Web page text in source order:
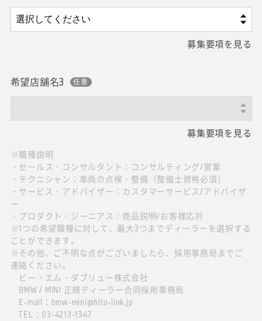
募集要項を見る
希望店舗名3
募集要項を見る
※職種説明
・セールス・コンサルタント：コンサルティング/営業
・テクニシャン：車両の点検・整備（整備士資格必須）
・サービス・アドバイザー：カスタマーサービス/アドバイザ
ー
・プロダクト・ジーニアス：商品説明/お客様応対
※1つの希望職種に対して、最大3つまでディーラーを選択する
ことができます。
※その他、ご不明な点がございましたら、採用事務局までご
連絡ください。
ビー・エム・ダブリュー株式会社
BMW / MINI 正規ディーラー合同採用事務局
E-mail：bmw-mini@hito-link.jp
TEL：03-4213-1347